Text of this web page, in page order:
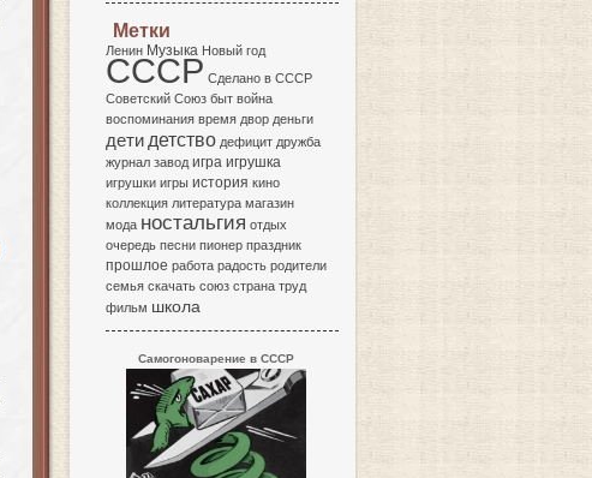
Метки
Ленин Музыка Новый год
СССР Сделано в СССР
Советский Союз быт война
воспоминания время двор деньги
дети детство дефицит дружба
журнал завод игра игрушка
игрушки игры история кино
коллекция литература магазин
мода ностальгия отдых
очередь песни пионер праздник
прошлое работа радость родители
семья скачать союз страна труд
фильм школа
Самогоноварение в СССР